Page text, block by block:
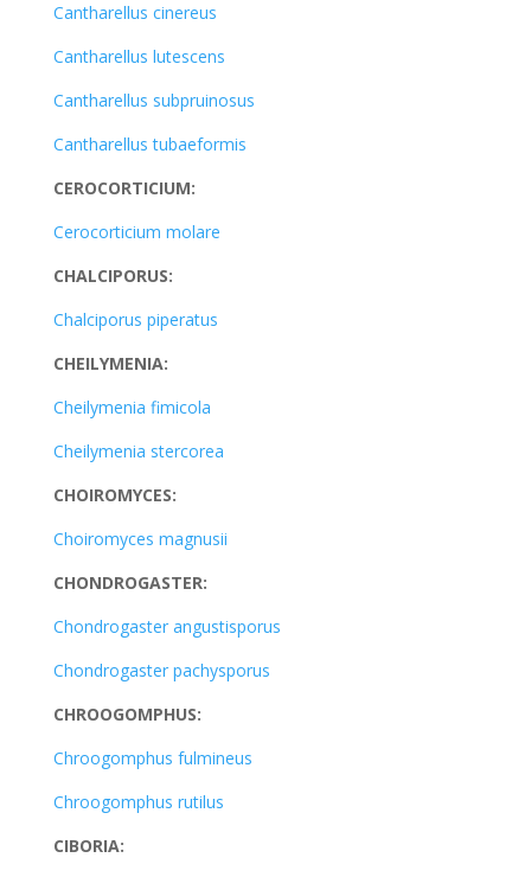
Cantharellus cinereus
Cantharellus lutescens
Cantharellus subpruinosus
Cantharellus tubaeformis
CEROCORTICIUM:
Cerocorticium molare
CHALCIPORUS:
Chalciporus piperatus
CHEILYMENIA:
Cheilymenia fimicola
Cheilymenia stercorea
CHOIROMYCES:
Choiromyces magnusii
CHONDROGASTER:
Chondrogaster angustisporus
Chondrogaster pachysporus
CHROOGOMPHUS:
Chroogomphus fulmineus
Chroogomphus rutilus
CIBORIA: